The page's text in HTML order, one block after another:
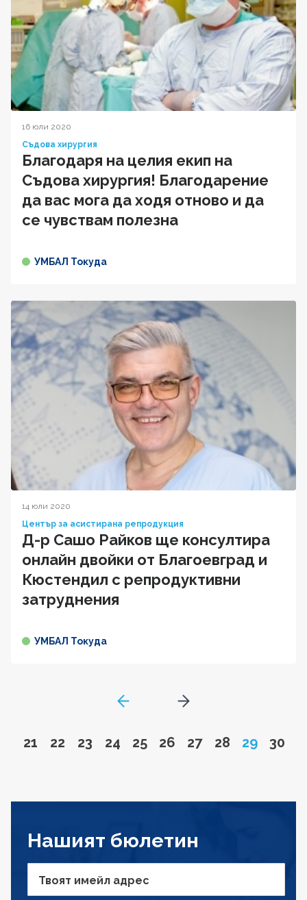
16 юли 2020
Съдова хирургия
Благодаря на целия екип на
Съдова хирургия! Благодарение
да вас мога да ходя отново и да
се чувствам полезна
УМБАЛ Токуда
14 юли 2020
Център за асистирана репродукция
Д-р Сашо Райков ще консултира
онлайн двойки от Благоевград и
Кюстендил с репродуктивни
затруднения
УМБАЛ Токуда
GoToPreviousPage
Go to page
21 Go to page
22 Go to page
23 Go to page
24 Go to page
25 Go to page
26 Go to page
27 Go to page
28 Page
29 Go
30
Go to next page
Нашият бюлетин
Твоят имейл адрес